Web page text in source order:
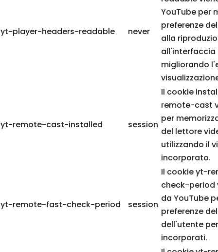
yt-player-headers-readable never
YouTube per
preferenze
alla
all'interfaccia
migliorando
yt-remote-cast-installed session
Il cookie
remote-cast
per
del lettore
utilizzando il
incorporato.
yt-remote-fast-check-period session
Il cookie yt-
check-period
da YouTube
preferenze
dell'utente
incorporati.